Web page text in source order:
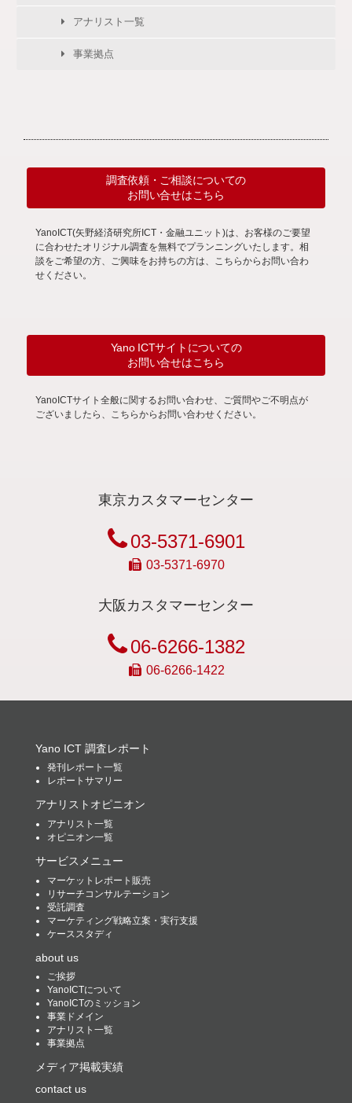
アナリスト一覧
事業拠点
調査依頼・ご相談についての
お問い合せはこちら
YanoICT(矢野経済研究所ICT・金融ユニット)は、お客様のご要望
に合わせたオリジナル調査を無料でプランニングいたします。相
談をご希望の方、ご興味をお持ちの方は、こちらからお問い合わ
せください。
Yano ICTサイトについての
お問い合せはこちら
YanoICTサイト全般に関するお問い合わせ、ご質問やご不明点が
ございましたら、こちらからお問い合わせください。
東京カスタマーセンター
03-5371-6901
03-5371-6970
大阪カスタマーセンター
06-6266-1382
06-6266-1422
Yano ICT 調査レポート
発刊レポート一覧
レポートサマリー
アナリストオピニオン
アナリスト一覧
オピニオン一覧
サービスメニュー
マーケットレポート販売
リサーチコンサルテーション
受託調査
マーケティング戦略立案・実行支援
ケーススタディ
about us
ご挨拶
YanoICTについて
YanoICTのミッション
事業ドメイン
アナリスト一覧
事業拠点
メディア掲載実績
contact us